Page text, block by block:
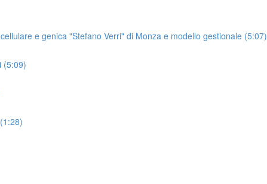
e genica "Stefano Verri" di Monza e modello gestionale (5:07)
(5:09)